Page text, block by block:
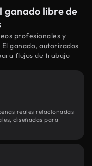
ganado libre de
profesionales y
ganado, autorizados
flujos de trabajo
reales relacionadas
diseñadas para